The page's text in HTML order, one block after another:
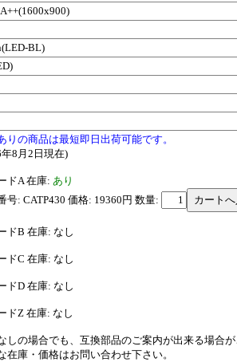
BL)
りの商品は最短即日出荷可能です。
8月2日現在)
ドA 在庫: あり
号: CATP430 価格: 19360円 数量:
ドB 在庫: なし
ドC 在庫: なし
ドD 在庫: なし
ドZ 在庫: なし
しの場合でも、互換部品のご案内が出来る場合
在庫・価格はお問い合わせ下さい。